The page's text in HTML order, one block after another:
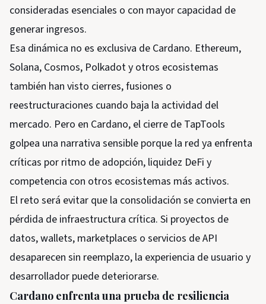
consideradas esenciales o con mayor capacidad de
generar ingresos.
Esa dinámica no es exclusiva de Cardano. Ethereum,
Solana, Cosmos, Polkadot y otros ecosistemas
también han visto cierres, fusiones o
reestructuraciones cuando baja la actividad del
mercado. Pero en Cardano, el cierre de TapTools
golpea una narrativa sensible porque la red ya enfrenta
críticas por ritmo de adopción, liquidez DeFi y
competencia con otros ecosistemas más activos.
El reto será evitar que la consolidación se convierta en
pérdida de infraestructura crítica. Si proyectos de
datos, wallets, marketplaces o servicios de API
desaparecen sin reemplazo, la experiencia de usuario y
desarrollador puede deteriorarse.
Cardano enfrenta una prueba de resiliencia